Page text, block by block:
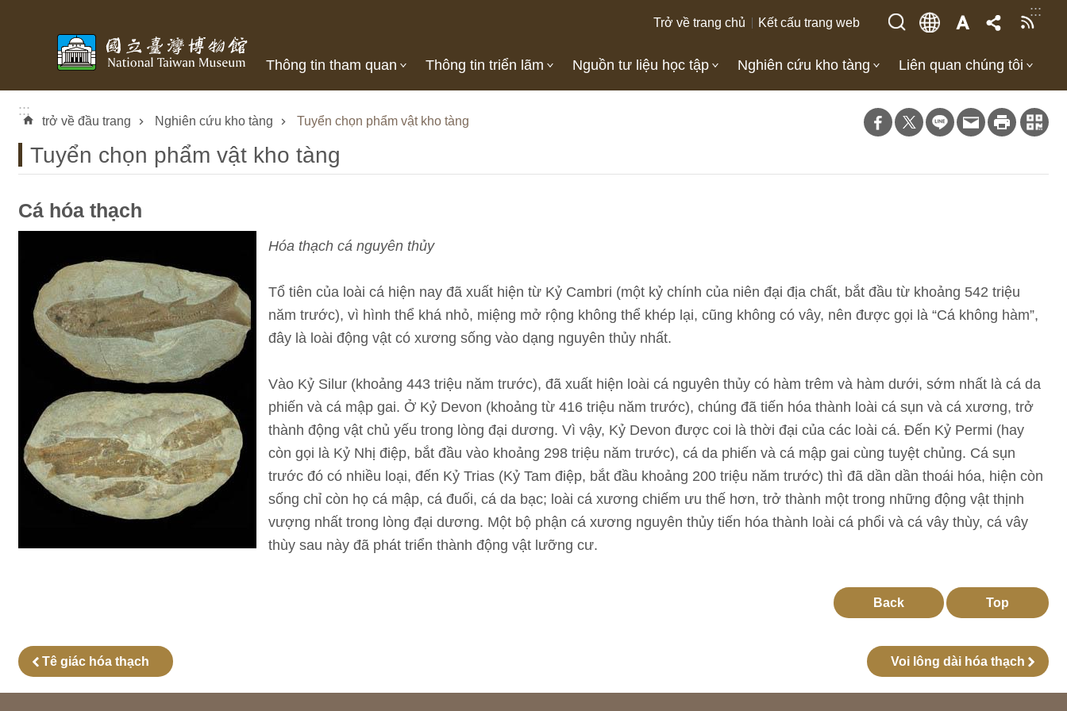
:::
Trở về trang chủ Kết cấu trang web
Thông tin tham quan Thông tin triển lãm Nguồn tư liệu học tập Nghiên cứu kho tàng Liên quan chúng tôi
:::
trở về đầu trang Nghiên cứu kho tàng Tuyển chọn phẩm vật kho tàng
Tuyển chọn phẩm vật kho tàng
Cá hóa thạch
Hóa thạch cá nguyên thủy
Tổ tiên của loài cá hiện nay đã xuất hiện từ Kỷ Cambri (một kỷ chính của niên đại địa chất, bắt đầu từ khoảng 542 triệu
năm trước), vì hình thể khá nhỏ, miệng mở rộng không thể khép lại, cũng không có vây, nên được gọi là “Cá không hàm”,
đây là loài động vật có xương sống vào dạng nguyên thủy nhất.
Vào Kỷ Silur (khoảng 443 triệu năm trước), đã xuất hiện loài cá nguyên thủy có hàm trêm và hàm dưới, sớm nhất là cá da
phiến và cá mập gai. Ở Kỷ Devon (khoảng từ 416 triệu năm trước), chúng đã tiến hóa thành loài cá sụn và cá xương, trở
thành động vật chủ yếu trong lòng đại dương. Vì vậy, Kỷ Devon được coi là thời đại của các loài cá. Đến Kỷ Permi (hay
còn gọi là Kỷ Nhị điệp, bắt đầu vào khoảng 298 triệu năm trước), cá da phiến và cá mập gai cùng tuyệt chủng. Cá sụn
trước đó có nhiều loại, đến Kỷ Trias (Kỷ Tam điệp, bắt đầu khoảng 200 triệu năm trước) thì đã dần dần thoái hóa, hiện còn
sống chỉ còn họ cá mập, cá đuối, cá da bạc; loài cá xương chiếm ưu thế hơn, trở thành một trong những động vật thịnh
vượng nhất trong lòng đại dương. Một bộ phận cá xương nguyên thủy tiến hóa thành loài cá phổi và cá vây thùy, cá vây
thùy sau này đã phát triển thành động vật lưỡng cư.
Back Top
Tê giác hóa thạch Voi lông dài hóa thạch